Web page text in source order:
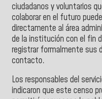
ciudadanos y voluntarios
colaborar en el futuro
directamente al área
de la institución con el fin
registrar formalmente sus
contacto.
Los responsables del
indicaron que este censo